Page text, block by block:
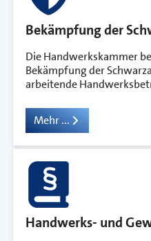
Bekämpfung der
Die Handwerkskammer
Bekämpfung der
arbeitende
Mehr ...
Handwerks- und